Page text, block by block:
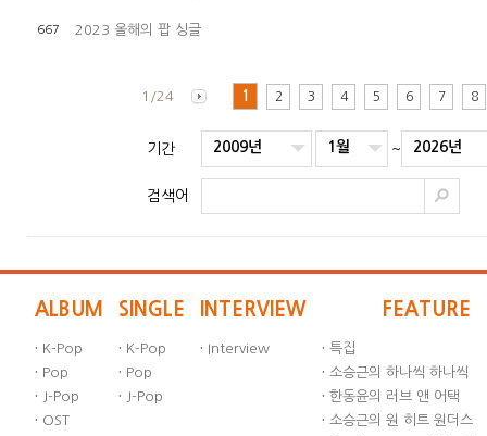
667 2023 올해의 팝 싱글
1/24 1 2 3 4 5 6 7 8
기간 2009년 1월 ~ 2026년
검색어
ALBUM
· K-Pop
· Pop
· J-Pop
· OST
SINGLE
· K-Pop
· Pop
· J-Pop
INTERVIEW
· Interview
FEATURE
· 특집
· 소승근의 하나씩 하나씩
· 한동윤의 러브 앤 어택
· 소승근의 원 히트 원더스